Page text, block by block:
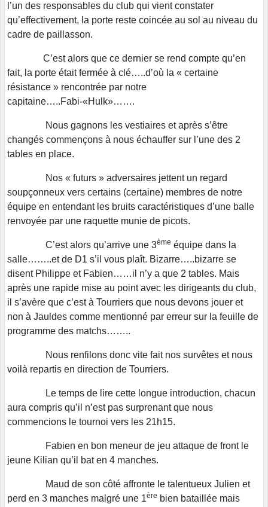
l’un des responsables du club qui vient constater
qu’effectivement, la porte reste coincée au sol au niveau du
cadre de paillasson.
C’est alors que ce dernier se rend compte qu’en
fait, la porte était fermée à clé…..d’où la « certaine
résistance » rencontrée par notre
capitaine…..Fabi-«Hulk»…….
Nous gagnons les vestiaires et après s’être
changés commençons à nous échauffer sur l’une des 2
tables en place.
Nos « futurs » adversaires jettent un regard
soupçonneux vers certains (certaine) membres de notre
équipe en entendant les bruits caractéristiques d’une balle
renvoyée par une raquette munie de picots.
C’est alors qu’arrive une 3ème équipe dans la
salle……..et de D1 s’il vous plaît. Bizarre…..bizarre se
disent Philippe et Fabien……il n’y a que 2 tables. Mais
après une rapide mise au point avec les dirigeants du club,
il s’avère que c’est à Tourriers que nous devons jouer et
non à Jauldes comme mentionné par erreur sur la feuille de
programme des matchs……..
Nous renfilons donc vite fait nos survêtes et nous
voilà repartis en direction de Tourriers.
Le temps de lire cette longue introduction, chacun
aura compris qu’il n’est pas surprenant que nous
commencions le tournoi vers les 21h15.
Fabien en bon meneur de jeu attaque de front le
jeune Kilian qu’il bat en 4 manches.
Maud de son côté affronte le talentueux Julien et
perd en 3 manches malgré une 1ère bien bataillée mais